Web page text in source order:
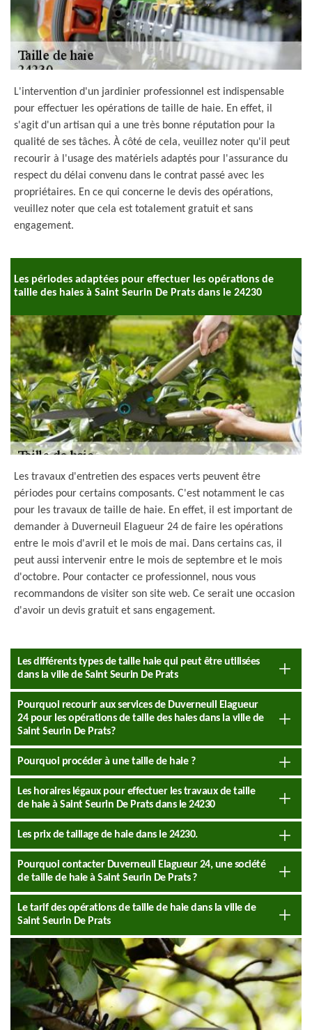
L'intervention d'un jardinier professionnel est indispensable
pour effectuer les opérations de taille de haie. En effet, il
s'agit d'un artisan qui a une très bonne réputation pour la
qualité de ses tâches. À côté de cela, veuillez noter qu'il peut
recourir à l'usage des matériels adaptés pour l'assurance du
respect du délai convenu dans le contrat passé avec les
propriétaires. En ce qui concerne le devis des opérations,
veuillez noter que cela est totalement gratuit et sans
engagement.
Les périodes adaptées pour effectuer les opérations de
taille des haies à Saint Seurin De Prats dans le 24230
Les travaux d'entretien des espaces verts peuvent être
périodes pour certains composants. C'est notamment le cas
pour les travaux de taille de haie. En effet, il est important de
demander à Duverneuil Elagueur 24 de faire les opérations
entre le mois d'avril et le mois de mai. Dans certains cas, il
peut aussi intervenir entre le mois de septembre et le mois
d'octobre. Pour contacter ce professionnel, nous vous
recommandons de visiter son site web. Ce serait une occasion
d'avoir un devis gratuit et sans engagement.
Les différents types de taille haie qui peut être utilisées
dans la ville de Saint Seurin De Prats
Pourquoi recourir aux services de Duverneuil Elagueur
24 pour les opérations de taille des haies dans la ville de
Saint Seurin De Prats?
Pourquoi procéder à une taille de haie ?
Les horaires légaux pour effectuer les travaux de taille
de haie à Saint Seurin De Prats dans le 24230
Les prix de taillage de haie dans le 24230.
Pourquoi contacter Duverneuil Elagueur 24, une société
de taille de haie à Saint Seurin De Prats ?
Le tarif des opérations de taille de haie dans la ville de
Saint Seurin De Prats